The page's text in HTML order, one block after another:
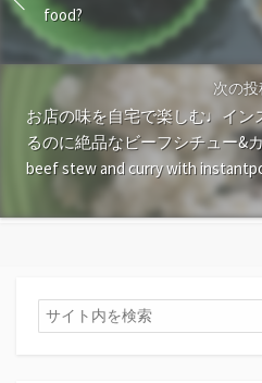
food?
次の投
お店の味を自宅で楽しむ♩イン
るのに絶品なビーフシチュー&
beef stew and curry with
検
索